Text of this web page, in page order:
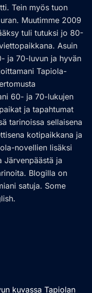
Tein myös tuon
Muutimme 2009
tuli tutuksi jo 80-
Asuin
ja 70-luvun ja hyvän
Tapiola-
60- ja 70-lukujen
ja tapahtumat
tarinoissa sellaisena
kotipaikkana ja
novellien lisäksi
Järvenpäästä ja
Blogilla on
satuja. Some
kuvassa Tapiolan